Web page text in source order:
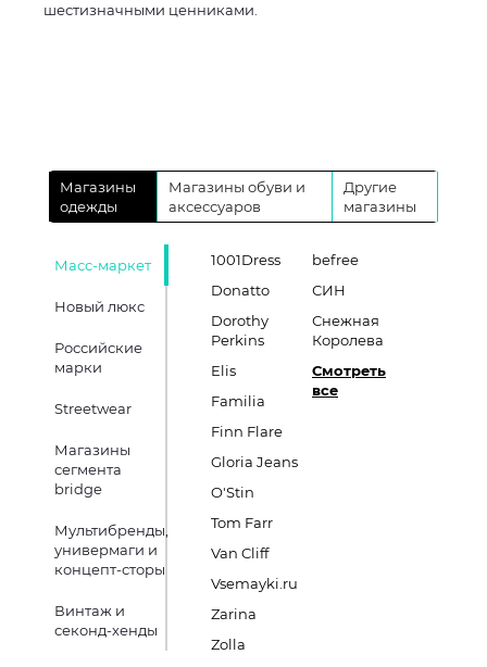
шестизначными ценниками.
Магазины
одежды
Магазины обуви и
аксессуаров
Другие
магазины
Масс-маркет
Новый люкс
Российские
марки
Streetwear
Магазины
сегмента
bridge
Мультибренды,
универмаги и
концепт-сторы
Винтаж и
секонд-хенды
1001Dress
Donatto
Dorothy
Perkins
Elis
Familia
Finn Flare
Gloria Jeans
O'Stin
Tom Farr
Van Cliff
Vsemayki.ru
Zarina
Zolla
befree
СИН
Снежная
Королева
Смотреть
все